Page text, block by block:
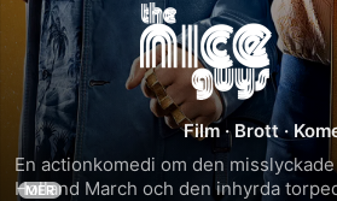
The
Nice
Guys
Film ·Brott ·
En actionkomedi om den
Holland March och den inhyrda
MER